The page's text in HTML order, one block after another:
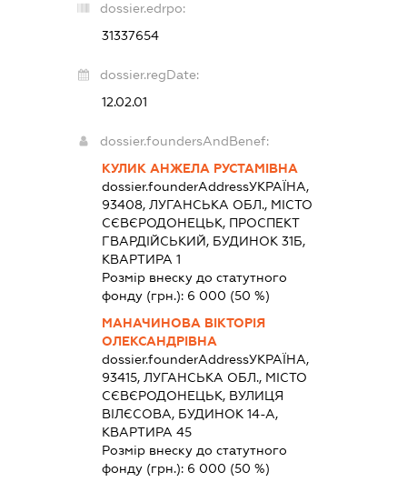
dossier.edrpo:
31337654
dossier.regDate:
12.02.01
dossier.foundersAndBenef:
КУЛИК АНЖЕЛА РУСТАМІВНА
dossier.founderAddressУКРАЇНА,
93408, ЛУГАНСЬКА ОБЛ., МІСТО
СЄВЄРОДОНЕЦЬК, ПРОСПЕКТ
ГВАРДІЙСЬКИЙ, БУДИНОК 31Б,
КВАРТИРА 1
Розмір внеску до статутного
фонду (грн.): 6 000 (50 %)
МАНАЧИНОВА ВІКТОРІЯ
ОЛЕКСАНДРІВНА
dossier.founderAddressУКРАЇНА,
93415, ЛУГАНСЬКА ОБЛ., МІСТО
СЄВЄРОДОНЕЦЬК, ВУЛИЦЯ
ВІЛЄСОВА, БУДИНОК 14-А,
КВАРТИРА 45
Розмір внеску до статутного
фонду (грн.): 6 000 (50 %)